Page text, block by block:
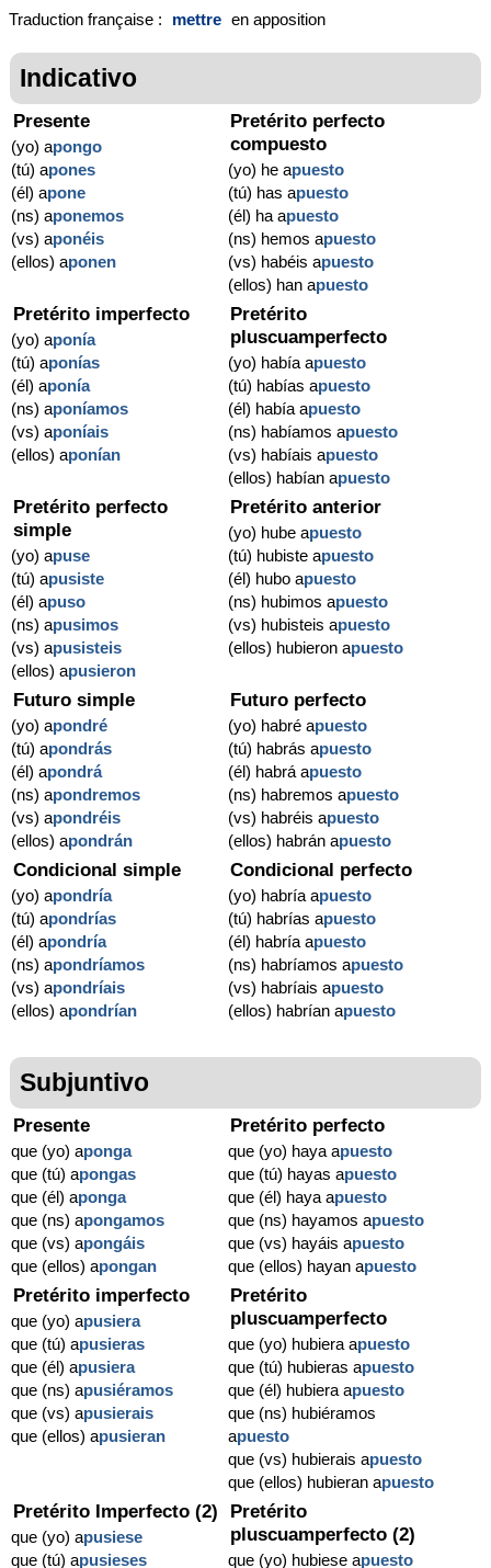
Traduction française : mettre en apposition
Indicativo
Presente
(yo) apongo
(tú) apones
(él) apone
(ns) aponemos
(vs) aponéis
(ellos) aponen
Pretérito perfecto
compuesto
(yo) he apuesto
(tú) has apuesto
(él) ha apuesto
(ns) hemos apuesto
(vs) habéis apuesto
(ellos) han apuesto
Pretérito imperfecto
(yo) aponía
(tú) aponías
(él) aponía
(ns) aponíamos
(vs) aponíais
(ellos) aponían
Pretérito
pluscuamperfecto
(yo) había apuesto
(tú) habías apuesto
(él) había apuesto
(ns) habíamos apuesto
(vs) habíais apuesto
(ellos) habían apuesto
Pretérito perfecto
simple
(yo) apuse
(tú) apusiste
(él) apuso
(ns) apusimos
(vs) apusisteis
(ellos) apusieron
Pretérito anterior
(yo) hube apuesto
(tú) hubiste apuesto
(él) hubo apuesto
(ns) hubimos apuesto
(vs) hubisteis apuesto
(ellos) hubieron apuesto
Futuro simple
(yo) apondré
(tú) apondrás
(él) apondrá
(ns) apondremos
(vs) apondréis
(ellos) apondrán
Futuro perfecto
(yo) habré apuesto
(tú) habrás apuesto
(él) habrá apuesto
(ns) habremos apuesto
(vs) habréis apuesto
(ellos) habrán apuesto
Condicional simple
(yo) apondría
(tú) apondrías
(él) apondría
(ns) apondríamos
(vs) apondríais
(ellos) apondrían
Condicional perfecto
(yo) habría apuesto
(tú) habrías apuesto
(él) habría apuesto
(ns) habríamos apuesto
(vs) habríais apuesto
(ellos) habrían apuesto
Subjuntivo
Presente
que (yo) aponga
que (tú) apongas
que (él) aponga
que (ns) apongamos
que (vs) apongáis
que (ellos) apongan
Pretérito perfecto
que (yo) haya apuesto
que (tú) hayas apuesto
que (él) haya apuesto
que (ns) hayamos apuesto
que (vs) hayáis apuesto
que (ellos) hayan apuesto
Pretérito imperfecto
que (yo) apusiera
que (tú) apusieras
que (él) apusiera
que (ns) apusiéramos
que (vs) apusierais
que (ellos) apusieran
Pretérito
pluscuamperfecto
que (yo) hubiera apuesto
que (tú) hubieras apuesto
que (él) hubiera apuesto
que (ns) hubiéramos
apuesto
que (vs) hubierais apuesto
que (ellos) hubieran apuesto
Pretérito Imperfecto (2)
que (yo) apusiese
que (tú) apusieses
Pretérito
pluscuamperfecto (2)
que (yo) hubiese apuesto